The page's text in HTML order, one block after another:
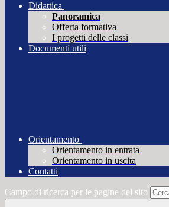
Didattica
Panoramica
Offerta formativa
I progetti delle classi
Documenti utili
Orientamento
Orientamento in entrata
Orientamento in uscita
Contatti
Campo di ricerca per le pagine del sito